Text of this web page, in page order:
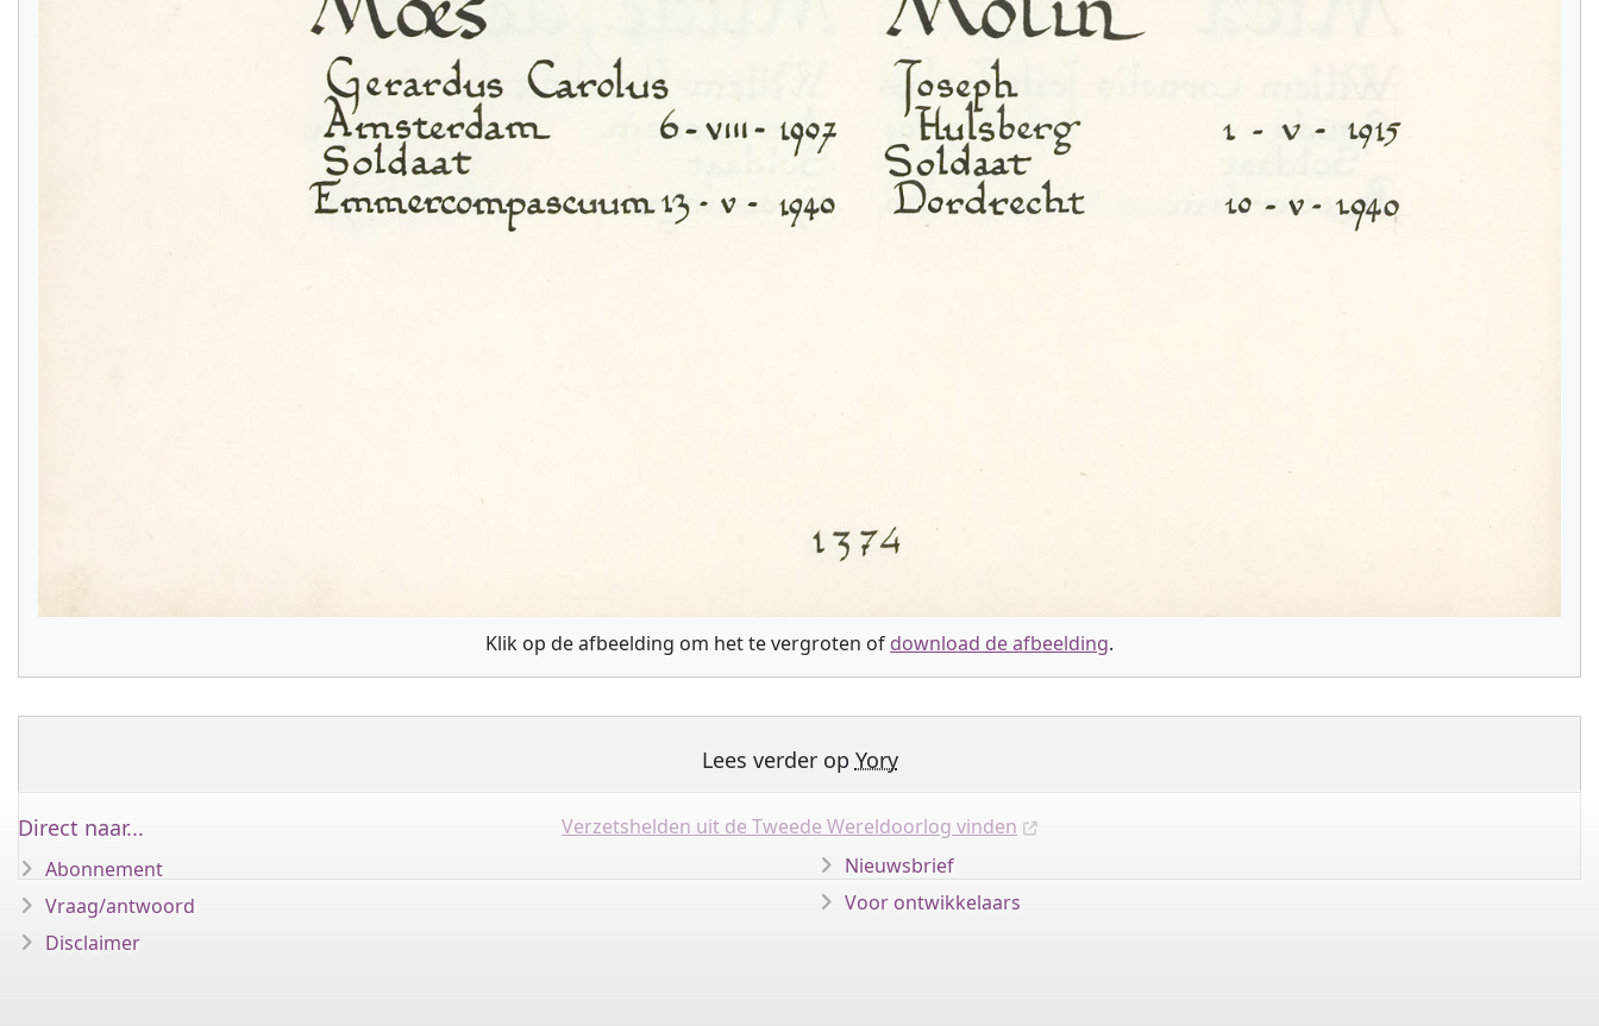
Klik op de afbeelding om het te vergroten of download de afbeelding.
Lees verder op Yory
Verzetshelden uit de Tweede Wereldoorlog vinden
Direct naar...
Abonnement
Vraag/antwoord
Disclaimer
Nieuwsbrief
Voor ontwikkelaars